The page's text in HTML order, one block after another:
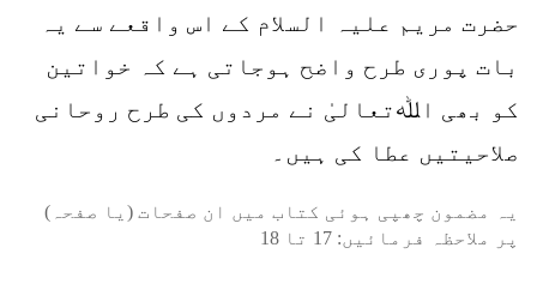
حضرت مریم علیہ السلام کے اس واقعے سے یہ
بات پوری طرح واضح ہوجاتی ہے کہ خواتین
کو بھی اﷲتعالیٰ نے مردوں کی طرح روحانی
صلاحیتیں عطا کی ہیں۔
یہ مضمون چھپی ہوئی کتاب میں ان صفحات (یا صفحہ)
پر ملاحظہ فرمائیں: 17 تا 18